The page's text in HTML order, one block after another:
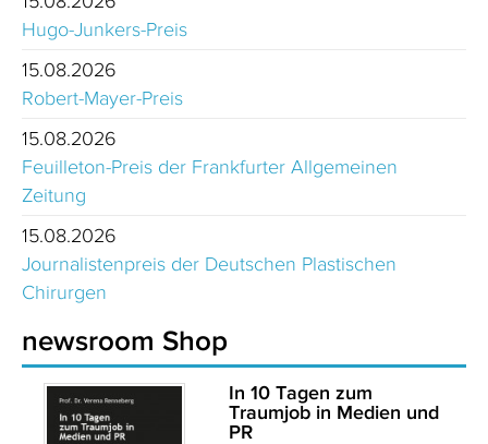
Hugo-Junkers-Preis
15.08.2026
Robert-Mayer-Preis
15.08.2026
Feuilleton-Preis der Frankfurter Allgemeinen
Zeitung
15.08.2026
Journalistenpreis der Deutschen Plastischen
Chirurgen
newsroom Shop
In 10 Tagen zum
Traumjob in Medien und
PR